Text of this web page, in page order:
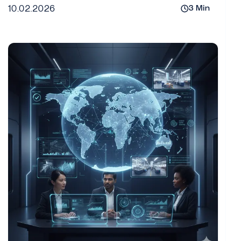
10.02.2026 3 Min